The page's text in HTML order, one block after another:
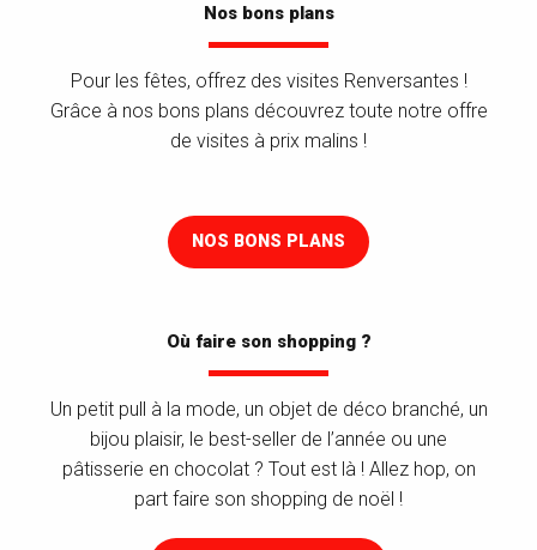
Nos bons plans
Pour les fêtes, offrez des visites Renversantes !
Grâce à nos bons plans découvrez toute notre offre
de visites à prix malins !
NOS BONS PLANS
Où faire son shopping ?
Un petit pull à la mode, un objet de déco branché, un
bijou plaisir, le best-seller de l’année ou une
pâtisserie en chocolat ? Tout est là ! Allez hop, on
part faire son shopping de noël !